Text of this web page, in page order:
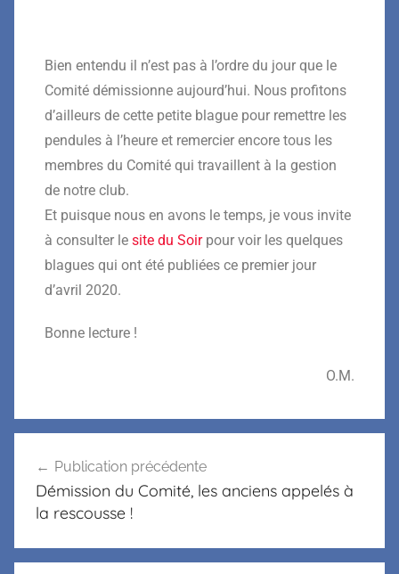
Bien entendu il n’est pas à l’ordre du jour que le
Comité démissionne aujourd’hui. Nous profitons
d’ailleurs de cette petite blague pour remettre les
pendules à l’heure et remercier encore tous les
membres du Comité qui travaillent à la gestion
de notre club.
Et puisque nous en avons le temps, je vous invite
à consulter le site du Soirpour voir les quelques
blagues qui ont été publiées ce premier jour
d’avril 2020.
Bonne lecture !
O.M.
Publication précédente
Démission du Comité, les anciens appelés à
la rescousse !